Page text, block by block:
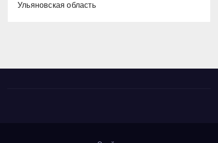
Ульяновская область